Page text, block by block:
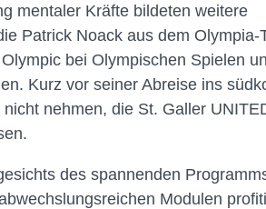
mentaler Kräfte bildeten weitere
Patrick Noack aus dem Olympia-
bei Olympischen Spielen
Kurz vor seiner Abreise ins
nehmen, die St. Galler
des spannenden
Modulen